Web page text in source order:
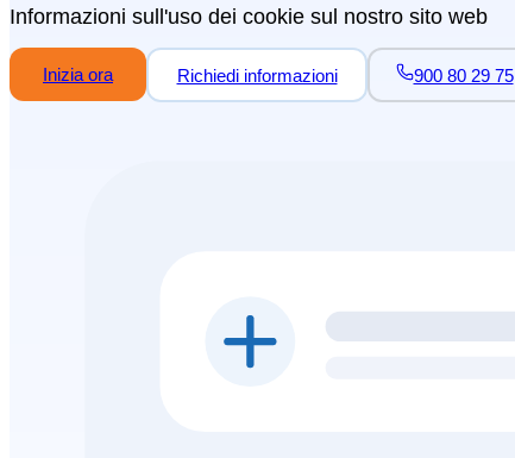
Informazioni sull'uso dei cookie sul nostro sito web
Inizia ora Richiedi informazioni 900 80 29 75